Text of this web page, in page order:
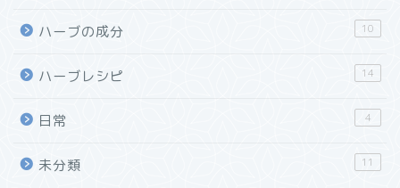
ハーブの成分 10
ハーブレシピ 14
日常 4
未分類 11